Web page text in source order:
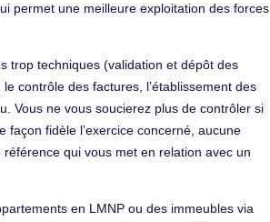
permet une meilleure exploitation des forces
trop techniques (validation et dépôt des
contrôle des factures, l’établissement des
Vous ne vous soucierez plus de contrôler si
fidèle l’exercice concerné, aucune
qui vous met en relation avec un
en LMNP ou des immeubles via